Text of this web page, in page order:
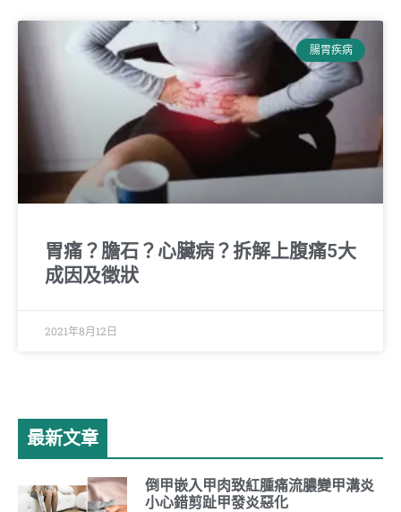
腸胃疾病
胃痛？膽石？心臟病？拆解上腹痛5大
成因及徵狀
2021年8月12日
最新文章
倒甲嵌入甲肉致紅腫痛流膿變甲溝炎
小心錯剪趾甲發炎惡化